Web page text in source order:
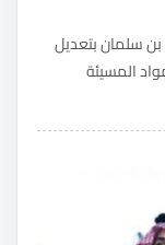
سلمان بتعديل
المسيئة